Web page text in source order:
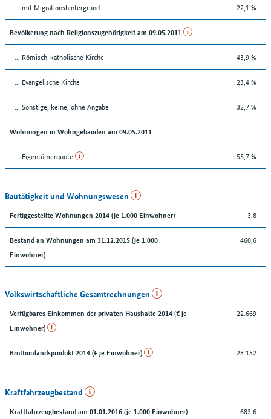
... mit Migrationshintergrund 22,1 %
Bevölkerung nach Religionszugehörigkeit am 09.05.2011
... Römisch-katholische Kirche 43,9 %
... Evangelische Kirche 23,4 %
... Sonstige, keine, ohne Angabe 32,7 %
Wohnungen in Wohngebäuden am 09.05.2011
... Eigentümerquote 55,7 %
Bautätigkeit und Wohnungswesen
Fertiggestellte Wohnungen 2014 (je 1.000 Einwohner) 3,8
Bestand an Wohnungen am 31.12.2015 (je 1.000
Einwohner)
460,6
Volkswirtschaftliche Gesamtrechnungen
Verfügbares Einkommen der privaten Haushalte 2014 (€ je
Einwohner)
22.669
Bruttoinlandsprodukt 2014 (€ je Einwohner) 28.152
Kraftfahrzeugbestand
Kraftfahrzeugbestand am 01.01.2016 (je 1.000 Einwohner) 683,6